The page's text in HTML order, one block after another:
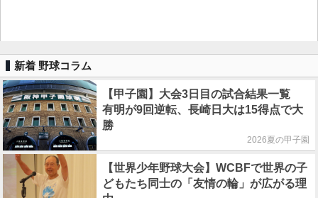
新着 野球コラム
【甲子園】大会3日目の試合結果一覧
有明が9回逆転、長崎日大は15得点で大
勝
2026夏の甲子園
【世界少年野球大会】WCBFで世界の子
どもたち同士の「友情の輪」が広がる理